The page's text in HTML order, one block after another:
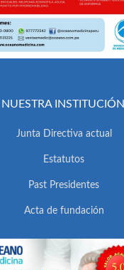
NUESTRA INSTITUCIÓN
Junta Directiva actual
Estatutos
Past Presidentes
Acta de fundación